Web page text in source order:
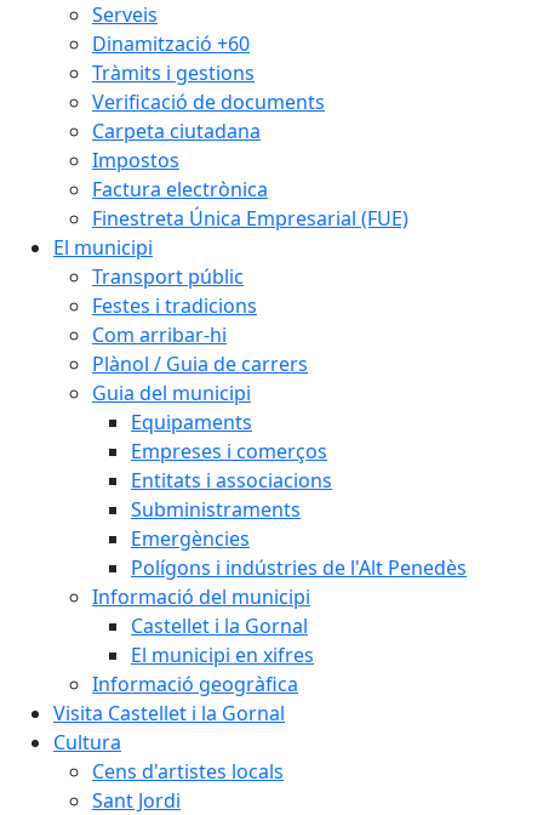
Serveis
Dinamització +60
Tràmits i gestions
Verificació de documents
Carpeta ciutadana
Impostos
Factura electrònica
Finestreta Única Empresarial (FUE)
El municipi
Transport públic
Festes i tradicions
Com arribar-hi
Plànol / Guia de carrers
Guia del municipi
Equipaments
Empreses i comerços
Entitats i associacions
Subministraments
Emergències
Polígons i indústries de l'Alt Penedès
Informació del municipi
Castellet i la Gornal
El municipi en xifres
Informació geogràfica
Visita Castellet i la Gornal
Cultura
Cens d'artistes locals
Sant Jordi